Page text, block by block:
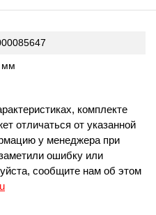
мм
комплекте
отличаться от указанной
у менеджера при
ошибку или
сообщите нам об этом